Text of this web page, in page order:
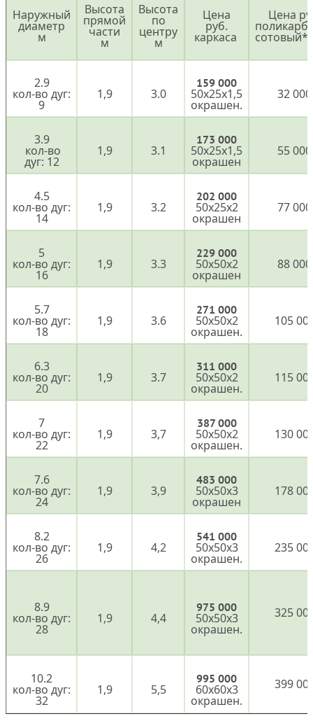
Наружный
диаметр
м
Высота
прямой
части
м
Высота
по
центру
м
Цена
руб.
каркаса
Цена
сотовый*
2.9
кол-во дуг:
9
1,9 3.0
159 000
50х25х1,5
окрашен.
32 000
3.9
кол-во
дуг: 12
1,9 3.1
173 000
50х25х1,5
окрашен
55 000
4.5
кол-во дуг:
14
1,9 3.2
202 000
50х25х2
окрашен
77 000
5
кол-во дуг:
16
1,9 3.3
229 000
50х50х2
окрашен
88 000
5.7
кол-во дуг:
18
1,9 3.6
271 000
50х50х2
окрашен.
105
6.3
кол-во дуг:
20
1,9 3.7
311 000
50х50х2
окрашен.
115
7
кол-во дуг:
22
1,9 3,7
387 000
50х50х2
окрашен.
130
7.6
кол-во дуг:
24
1,9 3,9
483 000
50х50х3
окрашен
178
8.2
кол-во дуг:
26
1,9 4,2
541 000
50х50х3
окрашен.
235
8.9
кол-во дуг:
28
1,9 4,4
975 000
50х50х3
окрашен.
325
10.2
кол-во дуг:
32
1,9 5,5
995 000
60х60х3
окрашен.
399